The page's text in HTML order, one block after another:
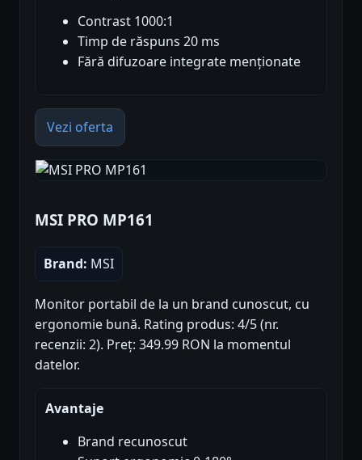
Contrast 1000:1
Timp de răspuns 20 ms
Fără difuzoare integrate menționate
Vezi oferta
MSI PRO MP161
Brand: MSI
Monitor portabil de la un brand cunoscut, cu
ergonomie bună. Rating produs: 4/5 (nr.
recenzii: 2). Preț: 349.99 RON la momentul
datelor.
Avantaje
Brand recunoscut